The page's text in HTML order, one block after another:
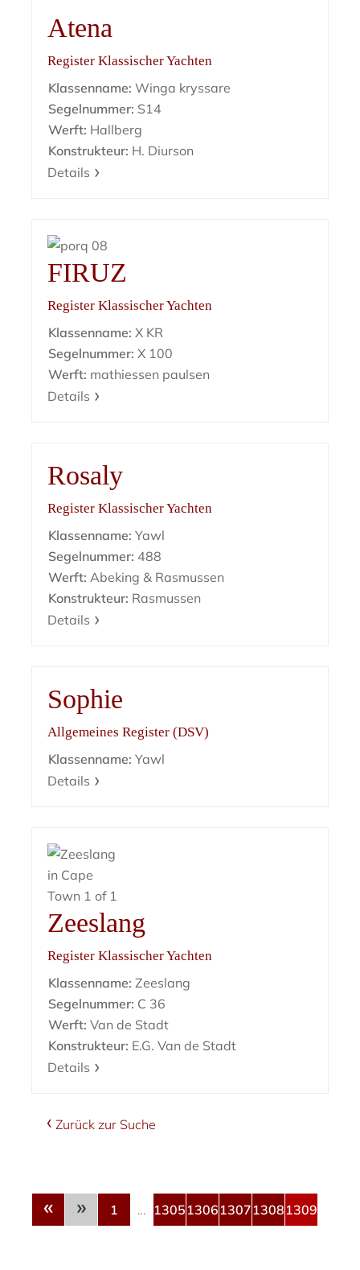
Atena
Register Klassischer Yachten
Klassenname: Winga kryssare
Segelnummer: S14
Werft: Hallberg
Konstrukteur: H. Diurson
Details
FIRUZ
Register Klassischer Yachten
Klassenname: X KR
Segelnummer: X 100
Werft: mathiessen paulsen
Details
Rosaly
Register Klassischer Yachten
Klassenname: Yawl
Segelnummer: 488
Werft: Abeking & Rasmussen
Konstrukteur: Rasmussen
Details
Sophie
Allgemeines Register (DSV)
Klassenname: Yawl
Details
Zeeslang
Register Klassischer Yachten
Klassenname: Zeeslang
Segelnummer: C 36
Werft: Van de Stadt
Konstrukteur: E.G. Van de Stadt
Details
Zurück zur Suche
« » 1 … 1305 1306 1307 1308 1309